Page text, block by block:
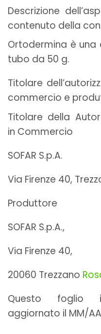
Descrizione
contenuto della
Ortodermina è
tubo da 50 g.
Titolare
commercio e
Titolare della
in Commercio
SOFAR S.p.A.
Via Firenze 40,
Produttore
SOFAR S.p.A.,
Via Firenze 40,
20060 Trezzano
Questo foglio
aggiornato il MM/